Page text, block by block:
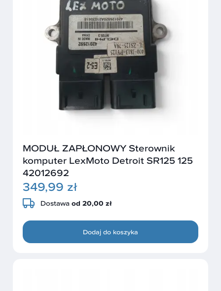
MODUŁ ZAPŁONOWY Sterownik
komputer LexMoto Detroit SR125 125
42012692
349,99 zł
Dostawa od 20,00 zł
Dodaj do koszyka